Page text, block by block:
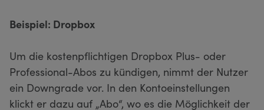
Beispiel: Dropbox
Um die kostenpflichtigen Dropbox Plus- oder
Professional-Abos zu kündigen, nimmt der Nutzer
ein Downgrade vor. In den Kontoeinstellungen
klickt er dazu auf „Abo“, wo es die Möglichkeit der